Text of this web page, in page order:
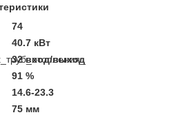
74
40.7 кВт
32 вход/выход
91 %
14.6-23.3
75 мм